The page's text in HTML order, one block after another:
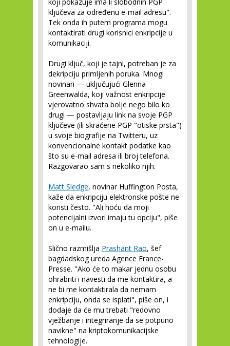
ključeva za određenu e-mail adresu".
Tek onda ih putem programa mogu
kontaktirati drugi korisnici enkripcije u
komunikaciji.
Drugi ključ, koji je tajni, potreban je za
dekripciju primljenih poruka. Mnogi
novinari — uključujući Glenna
Greenwalda, koji važnost enkripcije
vjerovatno shvata bolje nego bilo ko
drugi — postavljaju link na svoje PGP
ključeve (ili skraćene PGP "otiske prsta")
u svoje biografije na Twitteru, uz
konvencionalne kontakt podatke kao
što su e-mail adresa ili broj telefona.
Razgovarao sam s nekoliko njih.
Matt Sledge, novinar Huffington Posta,
kaže da enkripciju elektronske pošte ne
koristi često. "Ali hoću da moji
potencijalni izvori imaju tu opciju", piše
on u e-mailu.
Slično razmišlja Prashant Rao, šef
bagdadskog ureda Agence France-
Presse. "Ako će to makar jednu osobu
ohrabriti i navesti da me kontaktira, a
ne bi me kontaktirala da nemam
enkripciju, onda se isplati", piše on, i
dodaje da će mu trebati "redovno
vježbanje i integriranje da se potpuno
navikne" na kriptokomunikacijske
tehnologije.